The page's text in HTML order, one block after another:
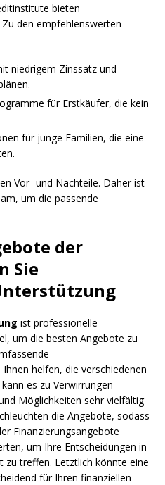
bieten
den empfehlenswerten
niedrigem Zinssatz und
für Erstkäufer, die kein
für junge Familien, die eine
Vor- und Nachteile. Daher ist
um die passende
der
Sie
ist professionelle
um die besten Angebote zu
Ihnen helfen, die verschiedenen
es zu Verwirrungen
Möglichkeiten sehr vielfältig
die Angebote, sodass
Finanzierungsangebote
um Ihre Entscheidungen in
zu treffen. Letztlich könnte eine
für Ihren finanziellen